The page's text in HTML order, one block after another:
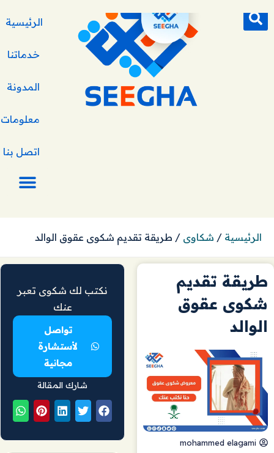
الرئيسية
خدماتنا
المدونة
معلومات
اتصل بنا
الرئيسية / شكاوى / طريقة تقديم شكوى عقوق الوالد
طريقة تقديم
شكوى عقوق
الوالد
mohammed elagami
نكتب لك شكوى تعبر
عنك
تواصل
لأستشارة
مجانية
شارك المقالة